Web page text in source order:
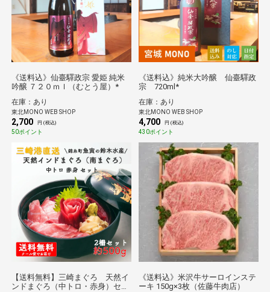
《送料込》仙臺驛政宗 愛姫 純米
吟醸 ７２０ｍｌ（むとう屋）*
在庫：あり
東北MONO WEB SHOP
2,700 円 (税込)
50ポイント
《送料込》純米大吟醸 仙臺驛政
宗 720ml*
在庫：あり
東北MONO WEB SHOP
4,700 円 (税込)
430ポイント
【送料無料】三崎まぐろ 天然イ
ンドまぐろ（中トロ・赤身）セッ
《送料込》米沢牛サーロインステ
ーキ 150g×3枚（佐藤牛肉店）